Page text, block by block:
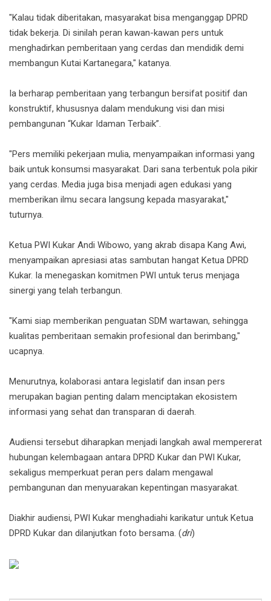
"Kalau tidak diberitakan, masyarakat bisa menganggap DPRD
tidak bekerja. Di sinilah peran kawan-kawan pers untuk
menghadirkan pemberitaan yang cerdas dan mendidik demi
membangun Kutai Kartanegara," katanya.
Ia berharap pemberitaan yang terbangun bersifat positif dan
konstruktif, khususnya dalam mendukung visi dan misi
pembangunan “Kukar Idaman Terbaik”.
"Pers memiliki pekerjaan mulia, menyampaikan informasi yang
baik untuk konsumsi masyarakat. Dari sana terbentuk pola pikir
yang cerdas. Media juga bisa menjadi agen edukasi yang
memberikan ilmu secara langsung kepada masyarakat,"
tuturnya.
Ketua PWI Kukar Andi Wibowo, yang akrab disapa Kang Awi,
menyampaikan apresiasi atas sambutan hangat Ketua DPRD
Kukar. Ia menegaskan komitmen PWI untuk terus menjaga
sinergi yang telah terbangun.
"Kami siap memberikan penguatan SDM wartawan, sehingga
kualitas pemberitaan semakin profesional dan berimbang,"
ucapnya.
Menurutnya, kolaborasi antara legislatif dan insan pers
merupakan bagian penting dalam menciptakan ekosistem
informasi yang sehat dan transparan di daerah.
Audiensi tersebut diharapkan menjadi langkah awal mempererat
hubungan kelembagaan antara DPRD Kukar dan PWI Kukar,
sekaligus memperkuat peran pers dalam mengawal
pembangunan dan menyuarakan kepentingan masyarakat.
Diakhir audiensi, PWI Kukar menghadiahi karikatur untuk Ketua
DPRD Kukar dan dilanjutkan foto bersama. (dri)